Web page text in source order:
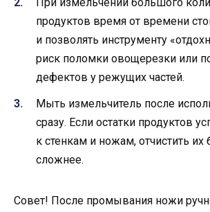
продуктов время от времени
и позволять инструменту
риск поломки овощерезки или
дефектов у режущих частей.
Мыть измельчитель после
сразу. Если остатки продуктов
к стенкам и ножам, отчистить их
сложнее.
Совет! После промывания ножи